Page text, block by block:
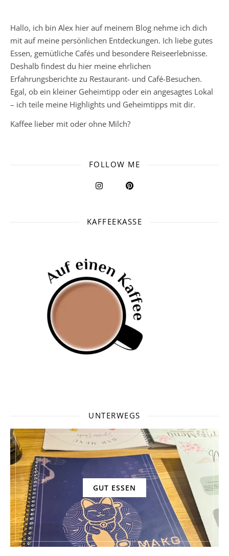
Hallo, ich bin Alex hier auf meinem Blog nehme ich dich
mit auf meine persönlichen Entdeckungen. Ich liebe gutes
Essen, gemütliche Cafés und besondere Reiseerlebnisse.
Deshalb findest du hier meine ehrlichen
Erfahrungsberichte zu Restaurant- und Café-Besuchen.
Egal, ob ein kleiner Geheimtipp oder ein angesagtes Lokal
– ich teile meine Highlights und Geheimtipps mit dir.
Kaffee lieber mit oder ohne Milch?
FOLLOW ME
KAFFEEKASSE
UNTERWEGS
GUT ESSEN